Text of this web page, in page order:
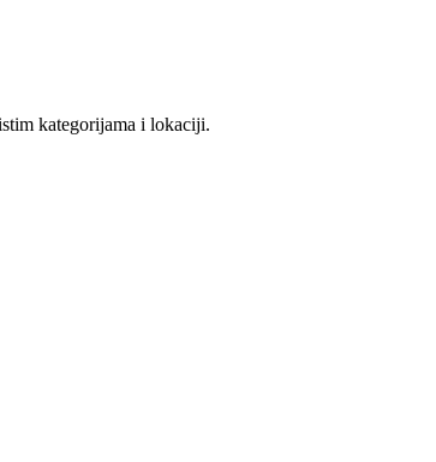
kategorijama i lokaciji.